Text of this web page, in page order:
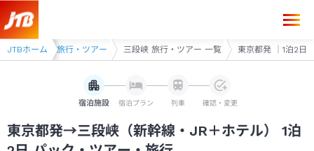
JTBホーム
ー 三段峡 旅行・ツアー 三段峡 旅行・ツアー 一覧 東京都発 ｜1泊2日
宿泊施設 宿泊プラン 列車 確認・変更
東京都発→三段峡（新幹線・JR＋ホテル） 1泊